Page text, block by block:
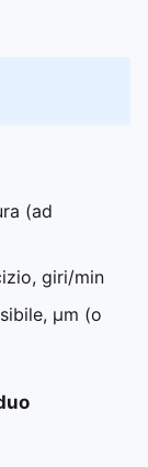
(ad
giri/min
μm (o